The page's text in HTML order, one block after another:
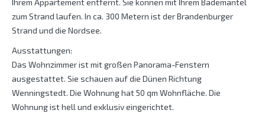
Ihrem Appartement entfernt. Sie können mit Ihrem Bademantel
zum Strand laufen. In ca. 300 Metern ist der Brandenburger
Strand und die Nordsee.
Ausstattungen:
Das Wohnzimmer ist mit großen Panorama-Fenstern
ausgestattet. Sie schauen auf die Dünen Richtung
Wenningstedt. Die Wohnung hat 50 qm Wohnfläche. Die
Wohnung ist hell und exklusiv eingerichtet.